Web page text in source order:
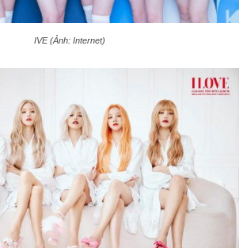
IVE (Ảnh: Internet)